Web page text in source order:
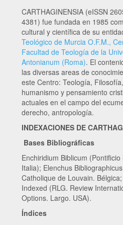
CARTHAGINENSIA (eISSN
4381) fue fundada en 1985
cultural y científica de su
Teológico de Murcia O.F.M.,
Facultad de Teología de la
Antonianum (Roma). El
las diversas areas de
este Centro: Teología,
humanismo y pensamiento
actuales en el campo del
derecho, antropología.
INDEXACIONES DE
Bases Bibliográficas
Enchiridium Biblicum
Italia); Elenchus
Catholique de
Indexed (RLG. Review
Options. Largo. USA).
Índices